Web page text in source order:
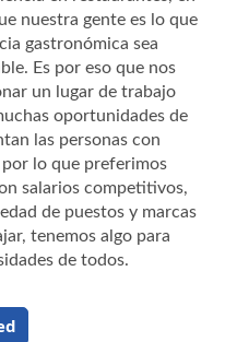
nuestra gente es lo que
gastronómica sea
Es por eso que nos
un lugar de trabajo
oportunidades de
las personas con
lo que preferimos
salarios competitivos,
de puestos y marcas
tenemos algo para
de todos.